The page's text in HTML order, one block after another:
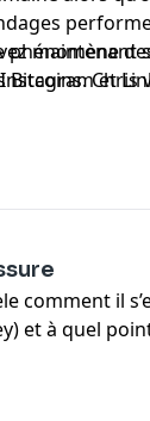
phénomène
Chris
Pacioretty.
sur la
des Étoiles.
maintenant
et
Jean Trudel
comment il
et à quel
niveau des
la
jase de